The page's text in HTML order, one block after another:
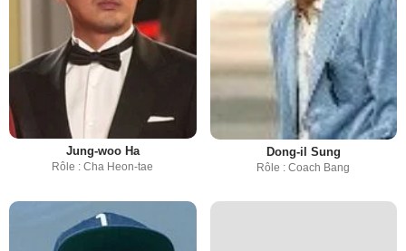
Jung-woo Ha
Rôle : Cha Heon-tae
Dong-il Sung
Rôle : Coach Bang